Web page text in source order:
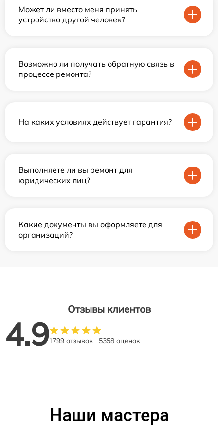
Может ли вместо меня принять
устройство другой человек?
Возможно ли получать обратную связь в
процессе ремонта?
На каких условиях действует гарантия?
Выполняете ли вы ремонт для
юридических лиц?
Какие документы вы оформляете для
организаций?
Отзывы клиентов
4.91799 отзывов 5358 оценок
Наши мастера